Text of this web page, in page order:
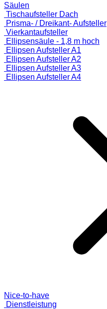
Säulen
Tischaufsteller Dach
Prisma- / Dreikant- Aufsteller
Vierkantaufsteller
Ellipsensäule - 1,8 m hoch
Ellipsen Aufsteller A1
Ellipsen Aufsteller A2
Ellipsen Aufsteller A3
Ellipsen Aufsteller A4
Nice-to-have
Dienstleistung